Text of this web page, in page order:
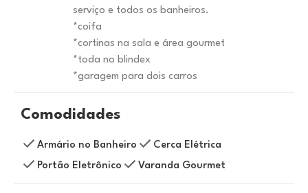
serviço e todos os banheiros.
*coifa
*cortinas na sala e área gourmet
*toda no blindex
*garagem para dois carros
Comodidades
Armário no Banheiro
Cerca Elétrica
Portão Eletrônico
Varanda Gourmet